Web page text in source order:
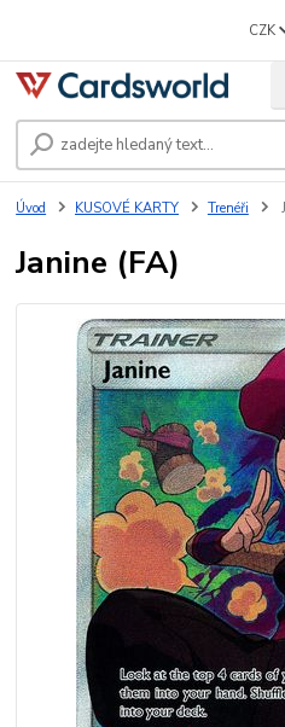
CZK
Úvod KUSOVÉ KARTY Trenéři
Janine (FA)